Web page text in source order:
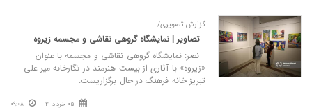
گزارش تصویری/
تصاویر | نمایشگاه گروهی نقاشی و مجسمه زیروه
نصر: نمایشگاه گروهی نقاشی و مجسمه با عنوان
«زیروه» با آثاری از بیست هنرمند در نگارخانه میر علی
تبریز خانه فرهنگ در حال برگزاریست.
05 خرداد 21 09:08